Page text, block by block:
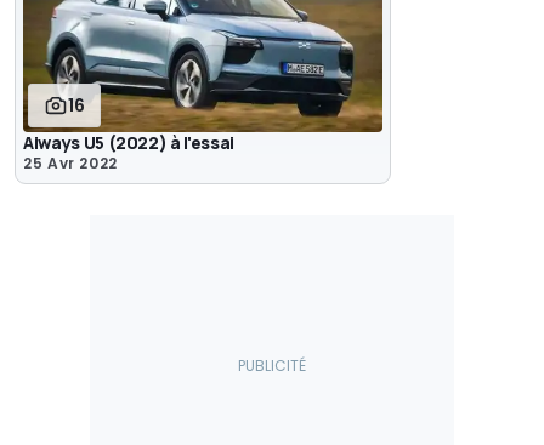
16
Aiways U5 (2022) à l'essai
25 Avr 2022